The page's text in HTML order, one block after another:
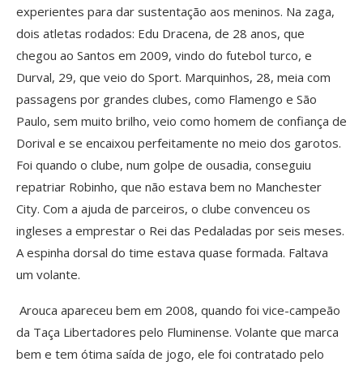
experientes para dar sustentação aos meninos. Na zaga,
dois atletas rodados: Edu Dracena, de 28 anos, que
chegou ao Santos em 2009, vindo do futebol turco, e
Durval, 29, que veio do Sport. Marquinhos, 28, meia com
passagens por grandes clubes, como Flamengo e São
Paulo, sem muito brilho, veio como homem de confiança de
Dorival e se encaixou perfeitamente no meio dos garotos.
Foi quando o clube, num golpe de ousadia, conseguiu
repatriar Robinho, que não estava bem no Manchester
City. Com a ajuda de parceiros, o clube convenceu os
ingleses a emprestar o Rei das Pedaladas por seis meses.
A espinha dorsal do time estava quase formada. Faltava
um volante.
Arouca apareceu bem em 2008, quando foi vice-campeão
da Taça Libertadores pelo Fluminense. Volante que marca
bem e tem ótima saída de jogo, ele foi contratado pelo